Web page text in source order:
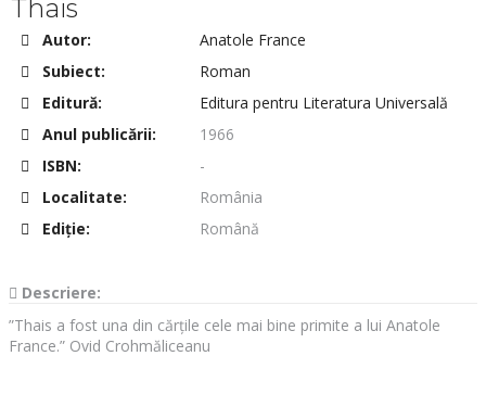
Thais
Autor:
Anatole France
Subiect:
Roman
Editură:
Editura pentru Literatura Universală
Anul publicării:
1966
ISBN:
-
Localitate:
România
Ediţie:
Română
Descriere:
”Thais a fost una din cărțile cele mai bine primite a lui Anatole
France.” Ovid Crohmăliceanu